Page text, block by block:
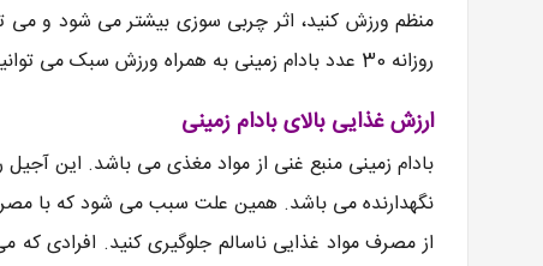
منظم ورزش کنید، اثر چربی سوزی بیشتر می شود و
روزانه 30 عدد بادام زمینی به همراه ورزش سبک می توانید به صورت چشم گیری وزن خود را کاهش دهید.
ارزش غذایی بالای بادام زمینی
بادام زمینی منبع غنی از مواد مغذی می باشد. این
نگهدارنده می باشد. همین علت سبب می شود که با
از مصرف مواد غذایی ناسالم جلوگیری کنید. افرادی که